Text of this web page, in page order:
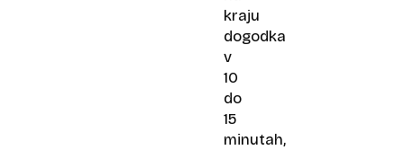
kraju
dogodka
v
10
do
15
minutah,